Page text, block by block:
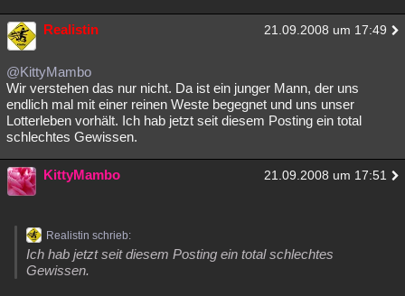
Realistin 21.09.2008 um 17:49
@KittyMambo
Wir verstehen das nur nicht. Da ist ein junger Mann, der uns
endlich mal mit einer reinen Weste begegnet und uns unser
Lotterleben vorhält. Ich hab jetzt seit diesem Posting ein total
schlechtes Gewissen.
KittyMambo 21.09.2008 um 17:51
Realistin schrieb:
Ich hab jetzt seit diesem Posting ein total schlechtes
Gewissen.